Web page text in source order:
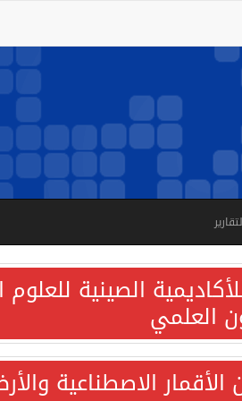
الصينية للعلوم
العلمي
الاصطناعية